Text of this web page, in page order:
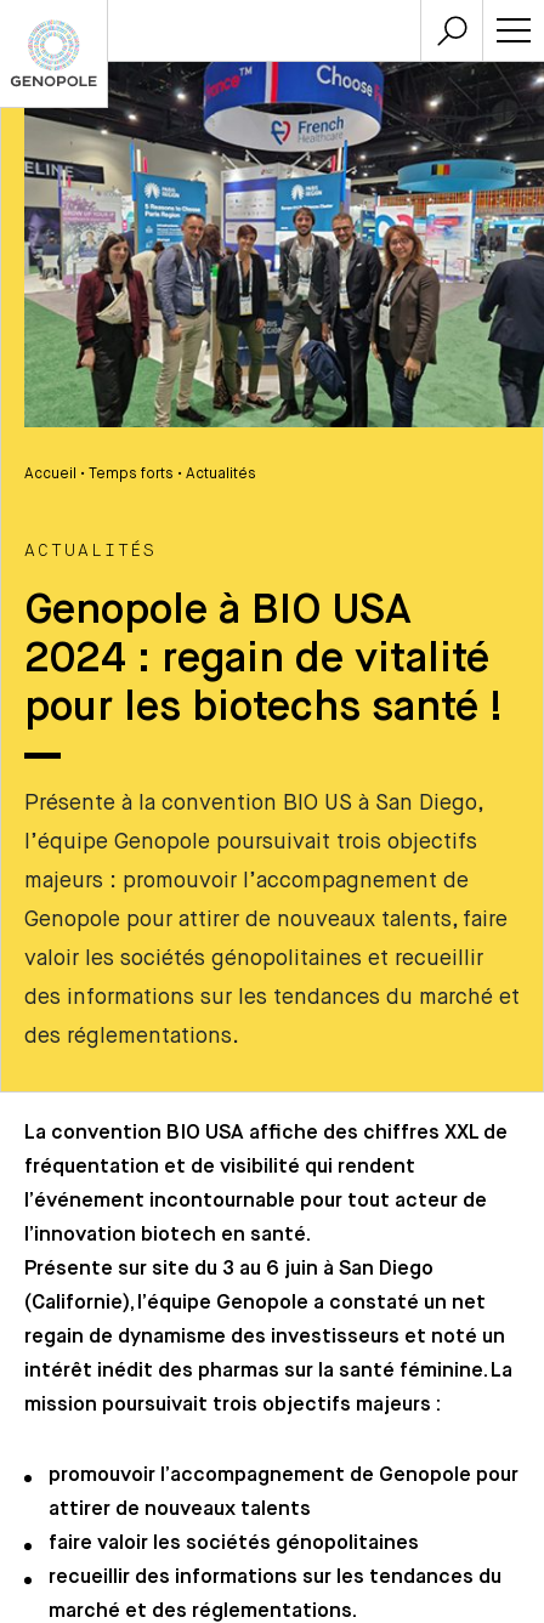
Accueil • Temps forts • Actualités
ACTUALITÉS
Genopole à BIO USA
2024 : regain de vitalité
pour les biotechs santé !
Présente à la convention BIO US à San Diego,
l’équipe Genopole poursuivait trois objectifs
majeurs : promouvoir l’accompagnement de
Genopole pour attirer de nouveaux talents, faire
valoir les sociétés génopolitaines et recueillir
des informations sur les tendances du marché et
des réglementations.
La convention BIO USA affiche des chiffres XXL de
fréquentation et de visibilité qui rendent
l’événement incontournable pour tout acteur de
l’innovation biotech en santé.
Présente sur site du 3 au 6 juin à San Diego
(Californie), l’équipe Genopole a constaté un net
regain de dynamisme des investisseurs et noté un
intérêt inédit des pharmas sur la santé féminine. La
mission poursuivait trois objectifs majeurs :
promouvoir l’accompagnement de Genopole pour
attirer de nouveaux talents
faire valoir les sociétés génopolitaines
recueillir des informations sur les tendances du
marché et des réglementations.